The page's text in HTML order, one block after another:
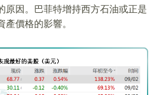
原因。巴菲特增持西方石油或正是
價格的影響。